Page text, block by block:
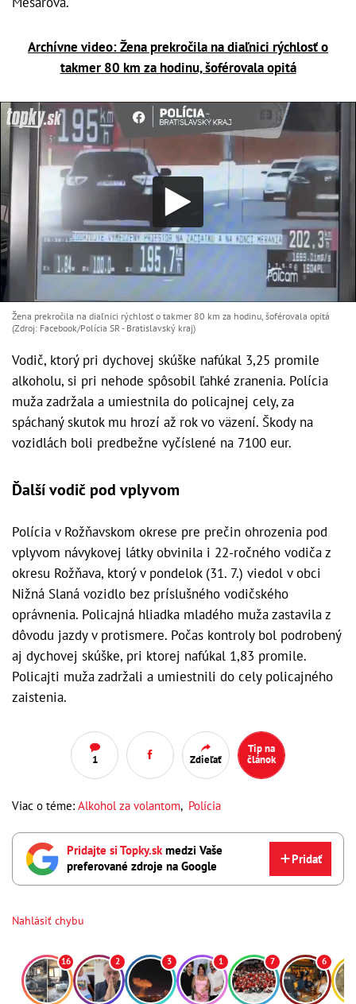
Archívne video: Žena prekročila na diaľnici rýchlosť o
takmer 80 km za hodinu, šoférovala opitá
Žena prekročila na diaľnici rýchlosť o takmer 80 km za hodinu, šoférovala opitá
(Zdroj: Facebook/Polícia SR - Bratislavský kraj)
Vodič, ktorý pri dychovej skúške nafúkal 3,25 promile
alkoholu, si pri nehode spôsobil ľahké zranenia. Polícia
muža zadržala a umiestnila do policajnej cely, za
spáchaný skutok mu hrozí až rok vo väzení. Škody na
vozidlách boli predbežne vyčíslené na 7100 eur.
Ďalší vodič pod vplyvom
Polícia v Rožňavskom okrese pre prečin ohrozenia pod
vplyvom návykovej látky obvinila i 22-ročného vodiča z
okresu Rožňava, ktorý v pondelok (31. 7.) viedol v obci
Nižná Slaná vozidlo bez príslušného vodičského
oprávnenia. Policajná hliadka mladého muža zastavila z
dôvodu jazdy v protismere. Počas kontroly bol podrobený
aj dychovej skúške, pri ktorej nafúkal 1,83 promile.
Policajti muža zadržali a umiestnili do cely policajného
zaistenia.
1 Zdieľať
Tip na
článok
Viac o téme: Alkohol za volantom, Polícia
Pridajte si Topky.skmedzi Vaše
preferované zdroje na Google
Pridať
Nahlásiť chybu
16 2 3 1 7 6